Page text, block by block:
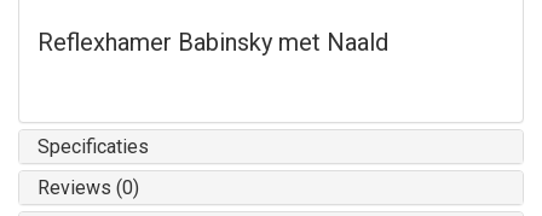
Reflexhamer Babinsky met Naald
Specificaties
Reviews (0)